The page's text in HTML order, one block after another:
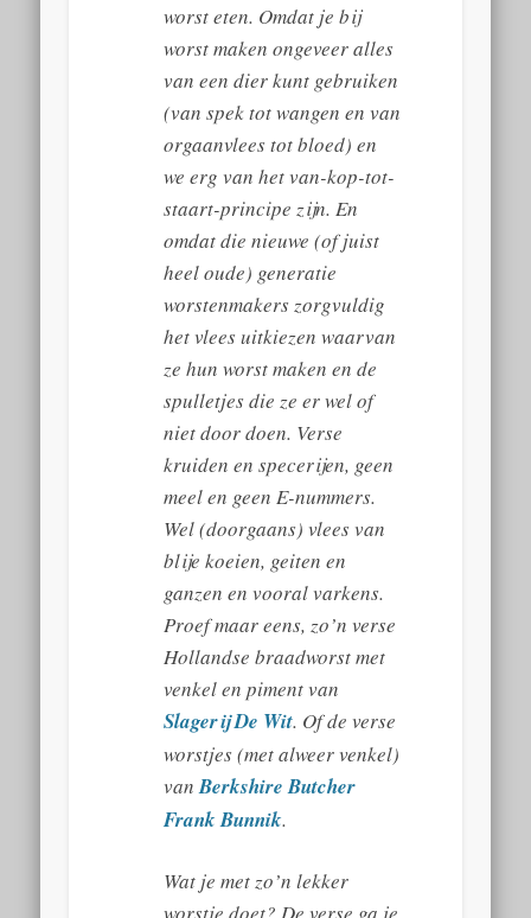
worst eten. Omdat je bij
worst maken ongeveer alles
van een dier kunt gebruiken
(van spek tot wangen en van
orgaanvlees tot bloed) en
we erg van het van-kop-tot-
staart-principe zijn. En
omdat die nieuwe (of juist
heel oude) generatie
worstenmakers zorgvuldig
het vlees uitkiezen waarvan
ze hun worst maken en de
spulletjes die ze er wel of
niet door doen. Verse
kruiden en specerijen, geen
meel en geen E-nummers.
Wel (doorgaans) vlees van
blije koeien, geiten en
ganzen en vooral varkens.
Proef maar eens, zo’n verse
Hollandse braadworst met
venkel en piment van
Slagerij De Wit. Of de verse
worstjes (met alweer venkel)
vanBerkshire Butcher
Frank Bunnik.
Wat je met zo’n lekker